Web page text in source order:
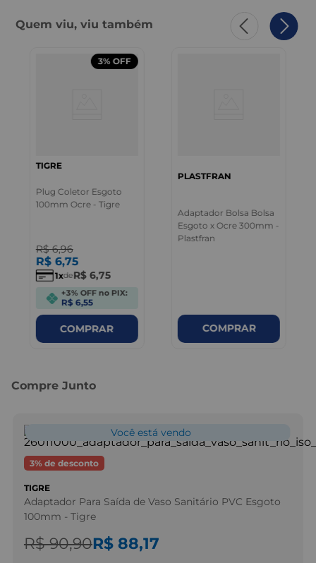
Quem viu, viu também
3% OFF
TIGRE
Plug Coletor Esgoto
100mm Ocre - Tigre
R$ 6,96
R$ 6,75
1 deR$ 6,75
+3% OFF no PIX:
R$ 6,55
COMPRAR
PLASTFRAN
Adaptador Bolsa Bolsa
Esgoto x Ocre 300mm -
Plastfran
COMPRAR
Compre Junto
Você está vendo
3% de desconto
TIGRE
Adaptador Para Saída de Vaso Sanitário PVC Esgoto
100mm - Tigre
R$ 88,17
R$ 90,90